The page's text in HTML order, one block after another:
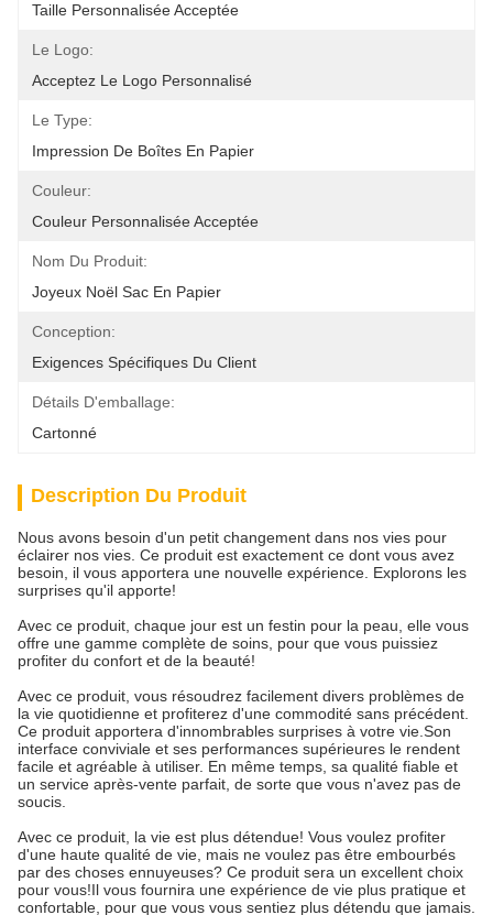
Taille Personnalisée Acceptée
Le Logo:
Acceptez Le Logo Personnalisé
Le Type:
Impression De Boîtes En Papier
Couleur:
Couleur Personnalisée Acceptée
Nom Du Produit:
Joyeux Noël Sac En Papier
Conception:
Exigences Spécifiques Du Client
Détails D'emballage:
Cartonné
Description Du Produit
Nous avons besoin d'un petit changement dans nos vies pour
éclairer nos vies. Ce produit est exactement ce dont vous avez
besoin, il vous apportera une nouvelle expérience. Explorons les
surprises qu'il apporte!
Avec ce produit, chaque jour est un festin pour la peau, elle vous
offre une gamme complète de soins, pour que vous puissiez
profiter du confort et de la beauté!
Avec ce produit, vous résoudrez facilement divers problèmes de
la vie quotidienne et profiterez d'une commodité sans précédent.
Ce produit apportera d'innombrables surprises à votre vie.Son
interface conviviale et ses performances supérieures le rendent
facile et agréable à utiliser. En même temps, sa qualité fiable et
un service après-vente parfait, de sorte que vous n'avez pas de
soucis.
Avec ce produit, la vie est plus détendue! Vous voulez profiter
d'une haute qualité de vie, mais ne voulez pas être embourbés
par des choses ennuyeuses? Ce produit sera un excellent choix
pour vous!Il vous fournira une expérience de vie plus pratique et
confortable, pour que vous vous sentiez plus détendu que jamais.